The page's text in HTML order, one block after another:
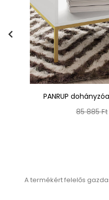
PANRUP
Normál
85 885 Ft
A termékért felelős